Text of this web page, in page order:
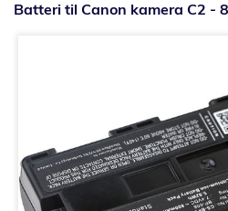
Batteri til Canon kamera C2 -